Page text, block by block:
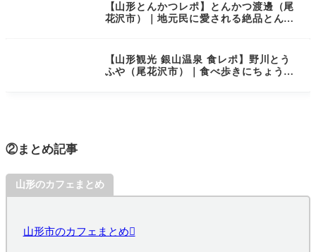
【山形とんかつレポ】とんかつ渡邊（尾
花沢市）｜地元民に愛される絶品とんか
【山形観光 銀山温泉 食レポ】野川とう
ふや（尾花沢市）｜食べ歩きにちょうど
②まとめ記事
山形のカフェまとめ
山形市のカフェまとめ